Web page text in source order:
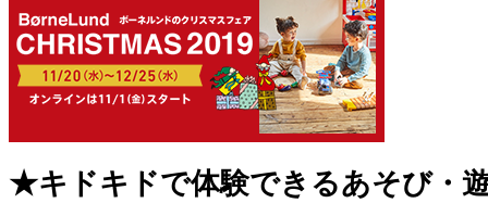
★キドキドで体験できるあそび・